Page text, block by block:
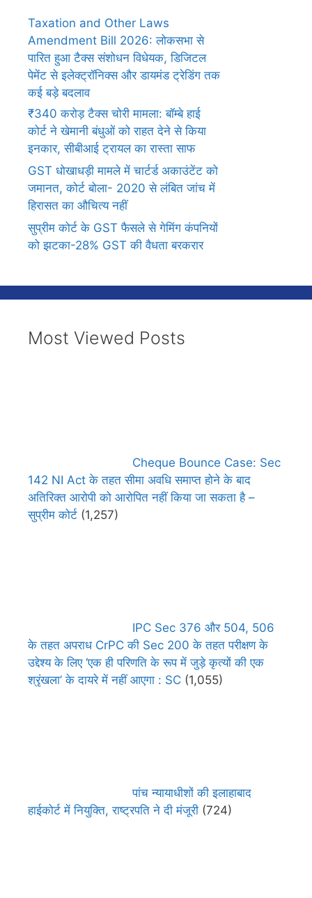
Taxation and Other Laws
Amendment Bill 2026: लोकसभा से
पारित हुआ टैक्स संशोधन विधेयक, डिजिटल
पेमेंट से इलेक्ट्रॉनिक्स और डायमंड ट्रेडिंग तक
कई बड़े बदलाव
₹340 करोड़ टैक्स चोरी मामला: बॉम्बे हाई
कोर्ट ने खेमानी बंधुओं को राहत देने से किया
इनकार, सीबीआई ट्रायल का रास्ता साफ
GST धोखाधड़ी मामले में चार्टर्ड अकाउंटेंट को
जमानत, कोर्ट बोला- 2020 से लंबित जांच में
हिरासत का औचित्य नहीं
सुप्रीम कोर्ट के GST फैसले से गेमिंग कंपनियों
को झटका-28% GST की वैधता बरकरार
Most Viewed Posts
Cheque Bounce Case: Sec
142 NI Act के तहत सीमा अवधि समाप्त होने के बाद
अतिरिक्त आरोपी को आरोपित नहीं किया जा सकता है –
सुप्रीम कोर्ट (1,257)
IPC Sec 376 और 504, 506
के तहत अपराध CrPC की Sec 200 के तहत परीक्षण के
उद्देश्य के लिए ‘एक ही परिणति के रूप में जुड़े कृत्यों की एक
श्रृंखला’ के दायरे में नहीं आएगा : SC (1,055)
पांच न्यायाधीशों की इलाहाबाद
हाईकोर्ट में नियुक्ति, राष्ट्रपति ने दी मंजूरी (724)